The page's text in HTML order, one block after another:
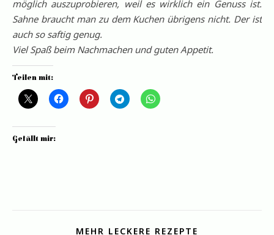
möglich auszuprobieren, weil es wirklich ein Genuss ist.
Sahne braucht man zu dem Kuchen übrigens nicht. Der ist
auch so saftig genug.
Viel Spaß beim Nachmachen und guten Appetit.
Teilen mit:
Gefällt mir:
MEHR LECKERE REZEPTE